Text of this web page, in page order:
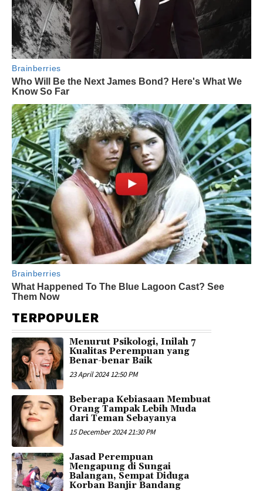
TERPOPULER
Menurut Psikologi, Inilah 7
Kualitas Perempuan yang
Benar-benar Baik
23 April 2024 12:50 PM
Beberapa Kebiasaan Membuat
Orang Tampak Lebih Muda
dari Teman Sebayanya
15 December 2024 21:30 PM
Jasad Perempuan
Mengapung di Sungai
Balangan, Sempat Diduga
Korban Banjir Bandang